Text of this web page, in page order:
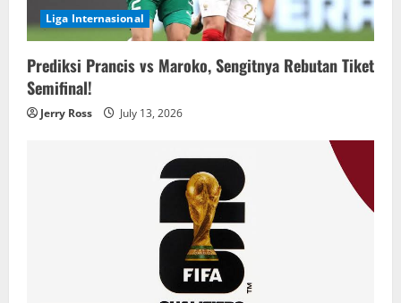
Liga Internasional
Prediksi Prancis vs Maroko, Sengitnya Rebutan Tiket
Semifinal!
Jerry Ross July 13, 2026